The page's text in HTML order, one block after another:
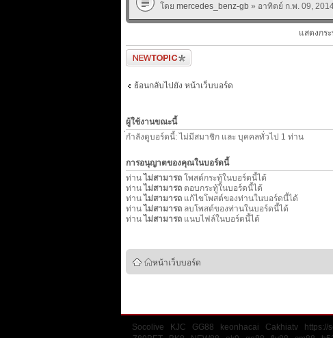
โดย mercedes_benz-gb » อาทิตย์ ก.พ. 09,
แสดงกร
ตั้งกระทู้ใหม่
ย้อนกลับไปยัง หน้าเว็บบอร์ด
ผู้ใช้งานขณะนี้
่กำลังดูบอร์ดนี้: ไม่มีสมาชิก และ บุคคลทั่วไป 1 ท่าน
การอนุญาตของคุณในบอร์ดนี้
ท่าน ไม่สามารถโพสต์กระทู้ในบอร์ดนี้ได้
ท่าน ไม่สามารถตอบกระทู้ในบอร์ดนี้ได้
ท่าน ไม่สามารถแก้ไขโพสต์ของท่านในบอร์ดนี้ได้
ท่าน ไม่สามารถลบโพสต์ของท่านในบอร์ดนี้ได้
ท่าน ไม่สามารถแนบไฟล์ในบอร์ดนี้ได้
หน้าเว็บบอร์ด
Socolive KJC GG88 keonhacai Cakhiatv https://